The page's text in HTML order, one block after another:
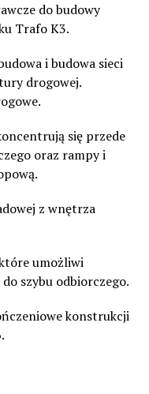
do budowy
Trafo K3.
i budowa sieci
drogowej.
się przede
oraz rampy i
z wnętrza
umożliwi
szybu odbiorczego.
konstrukcji